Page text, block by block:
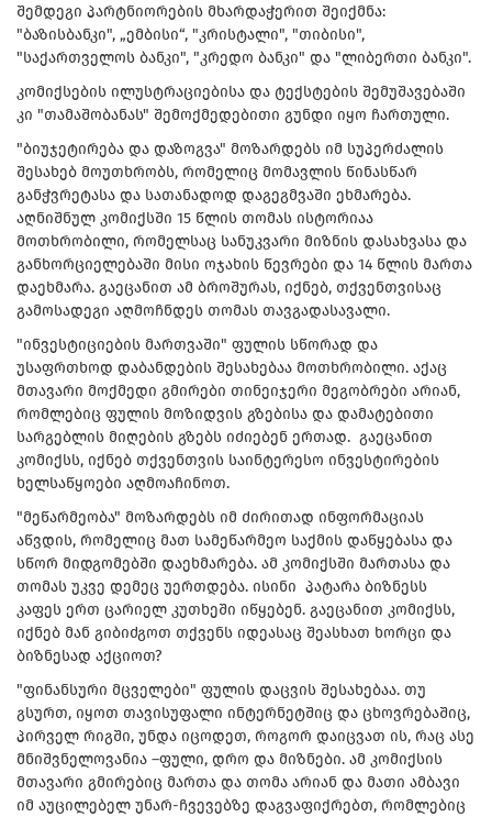
შემდეგი პარტნიორების მხარდაჭერით შეიქმნა:
"ბაზისბანკი", „ემბისი“, "კრისტალი", "თიბისი",
"საქართველოს ბანკი", "კრედო ბანკი" და "ლიბერთი ბანკი".
კომიქსების ილუსტრაციებისა და ტექსტების შემუშავებაში
კი "თამაშობანას" შემოქმედებითი გუნდი იყო ჩართული.
"ბიუჯეტირება და დაზოგვა" მოზარდებს იმ სუპერძალის
შესახებ მოუთხრობს, რომელიც მომავლის წინასწარ
განჭვრეტასა და სათანადოდ დაგეგმვაში ეხმარება.
აღნიშნულ კომიქსში 15 წლის თომას ისტორიაა
მოთხრობილი, რომელსაც სანუკვარი მიზნის დასახვასა და
განხორციელებაში მისი ოჯახის წევრები და 14 წლის მართა
დაეხმარა. გაეცანით ამ ბროშურას, იქნებ, თქვენთვისაც
გამოსადეგი აღმოჩნდეს თომას თავგადასავალი.
"ინვესტიციების მართვაში" ფულის სწორად და
უსაფრთხოდ დაბანდების შესახებაა მოთხრობილი. აქაც
მთავარი მოქმედი გმირები თინეიჯერი მეგობრები არიან,
რომლებიც ფულის მოზიდვის გზებისა და დამატებითი
სარგებლის მიღების გზებს იძიებენ ერთად. გაეცანით
კომიქსს, იქნებ თქვენთვის საინტერესო ინვესტირების
ხელსაწყოები აღმოაჩინოთ.
"მეწარმეობა" მოზარდებს იმ ძირითად ინფორმაციას
აწვდის, რომელიც მათ სამეწარმეო საქმის დაწყებასა და
სწორ მიდგომებში დაეხმარება. ამ კომიქსში მართასა და
თომას უკვე დემეც უერთდება. ისინი პატარა ბიზნესს
კაფეს ერთ ცარიელ კუთხეში იწყებენ. გაეცანით კომიქსს,
იქნებ მან გიბიძგოთ თქვენს იდეასაც შეასხათ ხორცი და
ბიზნესად აქციოთ?
"ფინანსური მცველები" ფულის დაცვის შესახებაა. თუ
გსურთ, იყოთ თავისუფალი ინტერნეტშიც და ცხოვრებაშიც,
პირველ რიგში, უნდა იცოდეთ, როგორ დაიცვათ ის, რაც ასე
მნიშვნელოვანია –ფული, დრო და მიზნები. ამ კომიქსის
მთავარი გმირებიც მართა და თომა არიან და მათი ამბავი
იმ აუცილებელ უნარ-ჩვევებზე დაგვაფიქრებთ, რომლებიც